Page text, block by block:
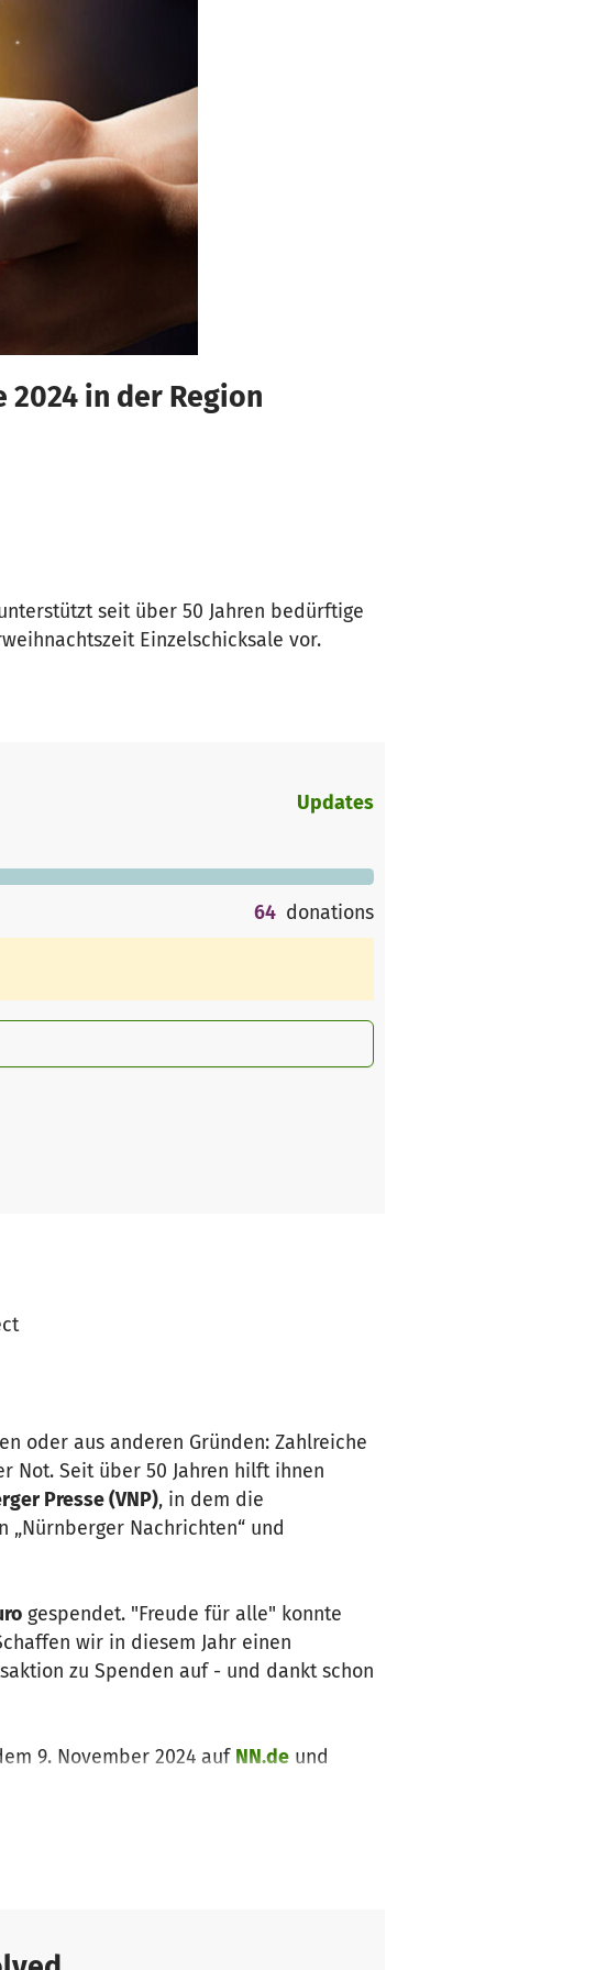
in der Region
seit über 50 Jahren bedürftige
Einzelschicksale vor.
Updates
64 donations
oder aus anderen Gründen: Zahlreiche
Not. Seit über 50 Jahren hilft ihnen
Presse (VNP), in dem die
„Nürnberger Nachrichten“ und
gespendet. "Freude für alle" konnte
wir in diesem Jahr einen
zu Spenden auf - und dankt schon
9. November 2024 auf NN.de und
in Nürnberg oder der Region